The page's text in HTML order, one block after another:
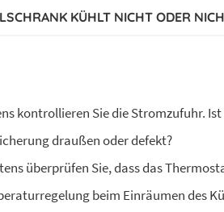
KÜHLT NICHT ODER
kontrollieren Sie die Stromzufuhr.
draußen oder defekt?
überprüfen Sie, dass das
beim Einräumen des